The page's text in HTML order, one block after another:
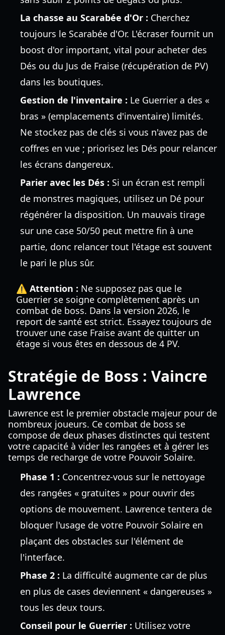
La chasse au Scarabée d'Or : Cherchez
toujours le Scarabée d'Or. L'écraser fournit un
boost d'or important, vital pour acheter des
Dés ou du Jus de Fraise (récupération de PV)
dans les boutiques.
Gestion de l'inventaire : Le Guerrier a des «
bras » (emplacements d'inventaire) limités.
Ne stockez pas de clés si vous n'avez pas de
coffres en vue ; priorisez les Dés pour relancer
les écrans dangereux.
Parier avec les Dés : Si un écran est rempli
de monstres magiques, utilisez un Dé pour
régénérer la disposition. Un mauvais tirage
sur une case 50/50 peut mettre fin à une
partie, donc relancer tout l'étage est souvent
le pari le plus sûr.
⚠️ Attention : Ne supposez pas que le
Guerrier se soigne complètement après un
combat de boss. Dans la version 2026, le
report de santé est strict. Essayez toujours de
trouver une case Fraise avant de quitter un
étage si vous êtes en dessous de 4 PV.
Stratégie de Boss : Vaincre
Lawrence
Lawrence est le premier obstacle majeur pour de
nombreux joueurs. Ce combat de boss se
compose de deux phases distinctes qui testent
votre capacité à vider les rangées et à gérer les
temps de recharge de votre Pouvoir Solaire.
Phase 1 : Concentrez-vous sur le nettoyage
des rangées « gratuites » pour ouvrir des
options de mouvement. Lawrence tentera de
bloquer l'usage de votre Pouvoir Solaire en
plaçant des obstacles sur l'élément de
l'interface.
Phase 2 : La difficulté augmente car de plus
en plus de cases deviennent « dangereuses »
tous les deux tours.
Conseil pour le Guerrier : Utilisez votre